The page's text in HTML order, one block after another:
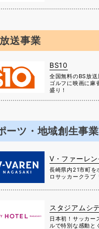
送事業
BS10
全国無料のBS放
ゴルフに映画に麻
盛り！
ーツ・地域創生事業
V・ファーレ
長崎県内21市町を
ロサッカークラブ
スタジアムシ
日本初！サッカー
ルで特別な感動と